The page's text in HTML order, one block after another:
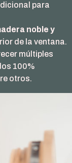
para
noble y
de la ventana.
múltiples
100%
otros.